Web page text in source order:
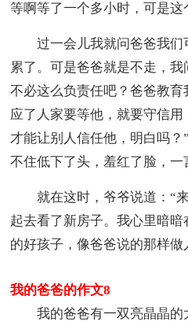
等啊等了一个多小时，可是这
过一会儿我就问爸爸我们
累了。可是爸爸就是不走，我
不必这么负责任吧？爸爸教
应了人家要等他，就要守信
才能让别人信任他，明白吗
不住低下了头，羞红了脸，一
就在这时，爷爷说道：“来
起去看了新房子。我心里暗
的好孩子，像爸爸说的那样做
我的爸爸的作文8
我的爸爸有一双亮晶晶的